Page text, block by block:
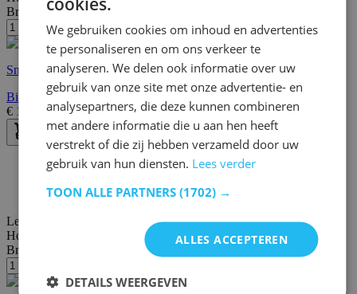
Breedte/diepte:46 cm
Snelle levering
Bianco TV-meubel | 100% MELAMINE | Zwart, Goud
€ 189,00 €242,00
30 dagen bedenktijd
Gratis achteraf of in termijnen betalen
Lengte:
Hoogte:
Breedte/diepte:
We gebruiken cookies om inhoud en advertenties
te personaliseren en om ons verkeer te
analyseren. We delen ook informatie over uw
gebruik van onze site met onze advertentie- en
analysepartners, die deze kunnen combineren
met andere informatie die u aan hen heeft
verstrekt of die zij hebben verzameld door uw
gebruik van hun diensten. Lees verder
TOON ALLE PARTNERS (1702) →
ALLES ACCEPTEREN
DETAILS WEERGEVEN